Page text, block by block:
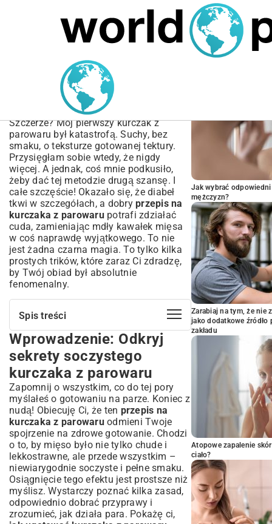
MARIUSZ ŁAMAGA 06.10.2025
Przepis na Kurczaka z
Parowaru – Soczysty i
Zdrowy Obiad
Szczerze? Mój pierwszy kurczak z
parowaru był katastrofą. Suchy, bez
smaku, o teksturze gotowanej tektury.
Przysięgłam sobie wtedy, że nigdy
więcej. A jednak, coś mnie podkusiło,
żeby dać tej metodzie drugą szansę. I
całe szczęście! Okazało się, że diabeł
tkwi w szczegółach, a dobry przepis na
kurczaka z parowarupotrafi zdziałać
cuda, zamieniając mdły kawałek mięsa
w coś naprawdę wyjątkowego. To nie
jest żadna czarna magia. To tylko kilka
prostych trików, które zaraz Ci zdradzę,
by Twój obiad był absolutnie
fenomenalny.
Spis treści
Wprowadzenie: Odkryj sekrety
soczystego kurczaka z parowaru
Dlaczego warto gotować kurczaka na
parze? Korzyści dla zdrowia i smaku
Zachowanie wartości odżywczych i
witamin
Lekkość i delikatność potrawy
Kompletny przepis na idealnego
kurczaka z parowaru
Składniki, których potrzebujesz do
przygotowania
Krok po kroku: Jak przygotować i
ugotować kurczaka na parze
Marynaty i wariacje smakowe –
kreatywne pomysły
Wprowadzenie: Odkryj
sekrety soczystego
kurczaka z parowaru
Zapomnij o wszystkim, co do tej pory
myślałeś o gotowaniu na parze. Koniec z
nudą! Obiecuję Ci, że ten przepis na
kurczaka z parowaruodmieni Twoje
spojrzenie na zdrowe gotowanie. Chodzi
o to, by mięso było nie tylko chude i
lekkostrawne, ale przede wszystkim –
niewiarygodnie soczyste i pełne smaku.
Osiągnięcie tego efektu jest prostsze niż
myślisz. Wystarczy poznać kilka zasad,
odpowiednio dobrać przyprawy i
zrozumieć, jak działa para. Pokażę ci,
Jak wybrać
mężczyzn?
Zarabiaj na tym, że nie
jako dodatkowe
zakładu
Atopowe zapalenie
ciało?